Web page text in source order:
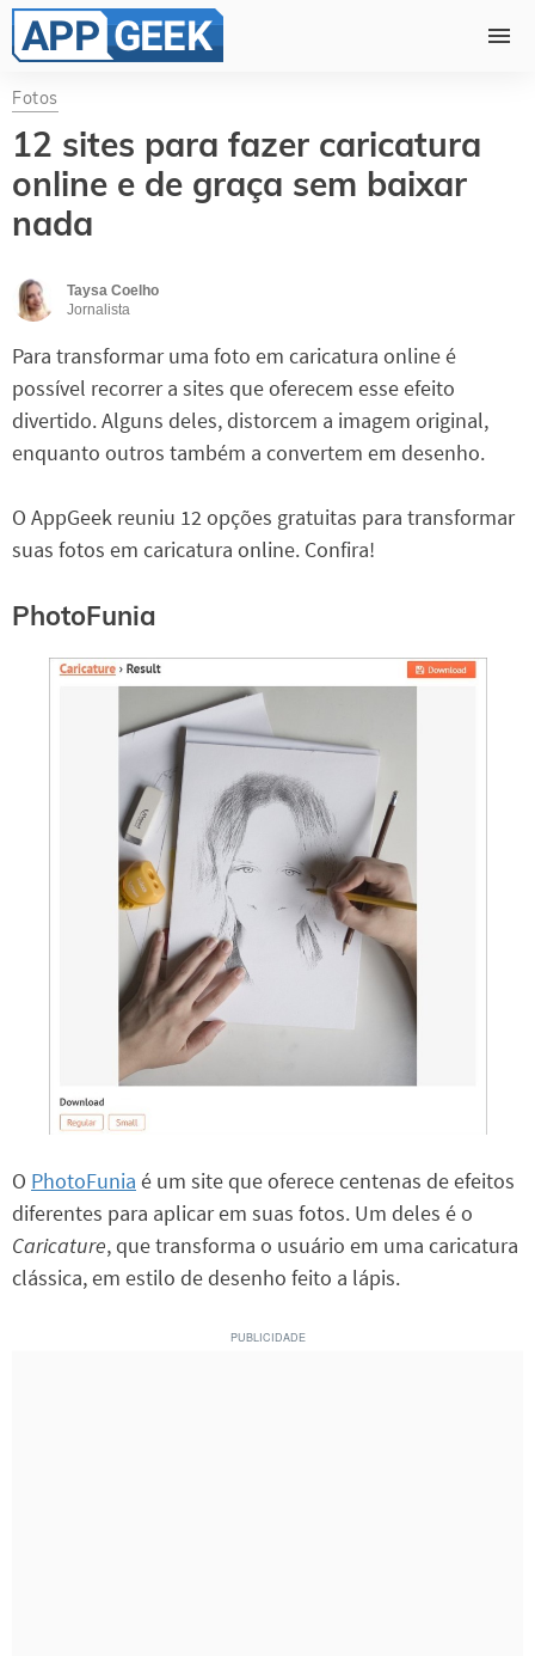
Fotos
12 sites para fazer caricatura
online e de graça sem baixar
nada
Taysa Coelho
Jornalista
Para transformar uma foto em caricatura online é
possível recorrer a sites que oferecem esse efeito
divertido. Alguns deles, distorcem a imagem original,
enquanto outros também a convertem em desenho.
O AppGeek reuniu 12 opções gratuitas para transformar
suas fotos em caricatura online. Confira!
PhotoFunia
O PhotoFunia é um site que oferece centenas de efeitos
diferentes para aplicar em suas fotos. Um deles é o
Caricature, que transforma o usuário em uma caricatura
clássica, em estilo de desenho feito a lápis.